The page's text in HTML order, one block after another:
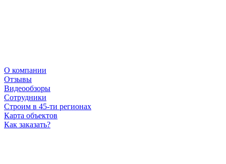
О компании
Отзывы
Видеообзоры
Сотрудники
Строим в 45-ти регионах
Карта объектов
Как заказать?